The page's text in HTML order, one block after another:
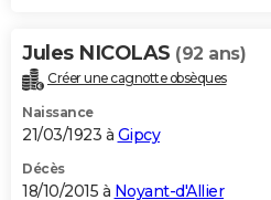
Jules NICOLAS (92 ans)
Créer une cagnotte obsèques
Naissance
21/03/1923 à Gipcy
Décès
18/10/2015 à Noyant-d'Allier